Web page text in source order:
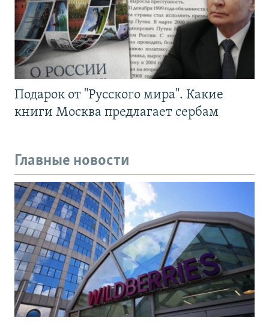
Подарок от "Русского мира". Какие
книги Москва предлагает сербам
Главные новости